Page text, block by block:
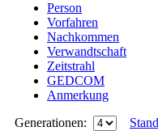
Person
Vorfahren
Nachkommen
Verwandtschaft
Zeitstrahl
GEDCOM
Anmerkung
Generationen: